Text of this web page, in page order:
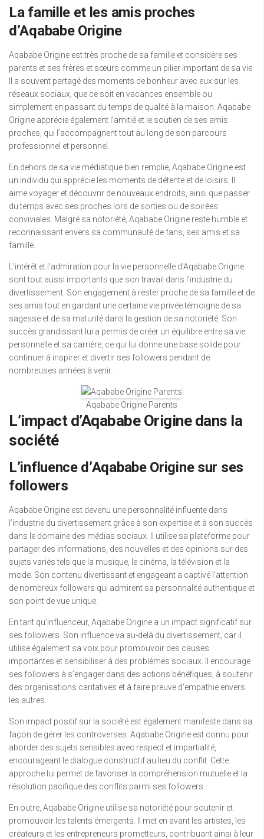
La famille et les amis proches
d’Aqababe Origine
Aqababe Origine est très proche de sa famille et considère ses
parents et ses frères et sœurs comme un pilier important de sa vie.
Il a souvent partagé des moments de bonheur avec eux sur les
réseaux sociaux, que ce soit en vacances ensemble ou
simplement en passant du temps de qualité à la maison. Aqababe
Origine apprécie également l’amitié et le soutien de ses amis
proches, qui l’accompagnent tout au long de son parcours
professionnel et personnel.
En dehors de sa vie médiatique bien remplie, Aqababe Origine est
un individu qui apprécie les moments de détente et de loisirs. Il
aime voyager et découvrir de nouveaux endroits, ainsi que passer
du temps avec ses proches lors de sorties ou de soirées
conviviales. Malgré sa notoriété, Aqababe Origine reste humble et
reconnaissant envers sa communauté de fans, ses amis et sa
famille.
L’intérêt et l’admiration pour la vie personnelle d’Aqababe Origine
sont tout aussi importants que son travail dans l’industrie du
divertissement. Son engagement à rester proche de sa famille et de
ses amis tout en gardant une certaine vie privée témoigne de sa
sagesse et de sa maturité dans la gestion de sa notoriété. Son
succès grandissant lui a permis de créer un équilibre entre sa vie
personnelle et sa carrière, ce qui lui donne une base solide pour
continuer à inspirer et divertir ses followers pendant de
nombreuses années à venir.
Aqababe Origine Parents
L’impact d’Aqababe Origine dans la
société
L’influence d’Aqababe Origine sur ses
followers
Aqababe Origine est devenu une personnalité influente dans
l’industrie du divertissement grâce à son expertise et à son succès
dans le domaine des médias sociaux. Il utilise sa plateforme pour
partager des informations, des nouvelles et des opinions sur des
sujets variés tels que la musique, le cinéma, la télévision et la
mode. Son contenu divertissant et engageant a captivé l’attention
de nombreux followers qui admirent sa personnalité authentique et
son point de vue unique.
En tant qu’influenceur, Aqababe Origine a un impact significatif sur
ses followers. Son influence va au-delà du divertissement, car il
utilise également sa voix pour promouvoir des causes
importantes et sensibiliser à des problèmes sociaux. Il encourage
ses followers à s’engager dans des actions bénéfiques, à soutenir
des organisations caritatives et à faire preuve d’empathie envers
les autres.
Son impact positif sur la société est également manifeste dans sa
façon de gérer les controverses. Aqababe Origine est connu pour
aborder des sujets sensibles avec respect et impartialité,
encourageant le dialogue constructif au lieu du conflit. Cette
approche lui permet de favoriser la compréhension mutuelle et la
résolution pacifique des conflits parmi ses followers.
En outre, Aqababe Origine utilise sa notoriété pour soutenir et
promouvoir les talents émergents. Il met en avant les artistes, les
créateurs et les entrepreneurs prometteurs, contribuant ainsi à leur